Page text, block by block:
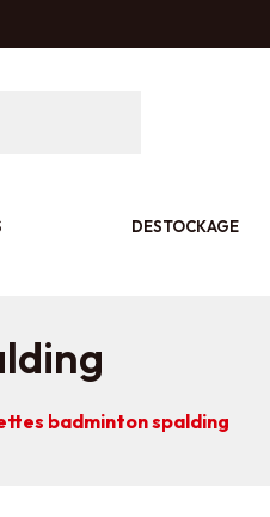
DESTOCKAGE
badminton spalding